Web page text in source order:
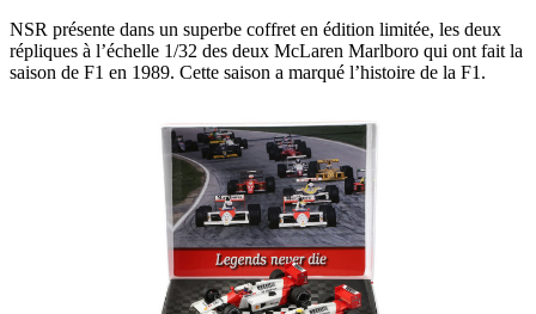
NSR présente dans un superbe coffret en édition limitée, les deux
répliques à l’échelle 1/32 des deux McLaren Marlboro qui ont fait la
saison de F1 en 1989. Cette saison a marqué l’histoire de la F1.